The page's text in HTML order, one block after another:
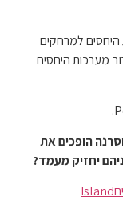
למרחקים
מערכות היחסים
הופכים את
יחזיק מעמד?
Island